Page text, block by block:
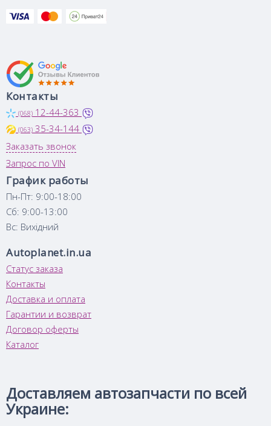
Контакты
(068) 12-44-363
(063) 35-34-144
Заказать звонок
Запрос по VIN
График работы
Пн-Пт: 9:00-18:00
Сб: 9:00-13:00
Вс: Вихідний
Autoplanet.in.ua
Статус заказа
Контакты
Доставка и оплата
Гарантии и возврат
Договор оферты
Каталог
Доставляем автозапчасти по всей
Украине: